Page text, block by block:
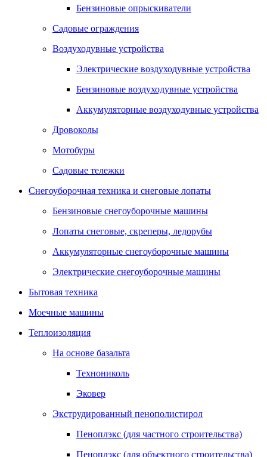
Бензиновые опрыскиватели
Садовые ограждения
Воздуходувные устройства
Электрические воздуходувные устройства
Бензиновые воздуходувные устройства
Аккумуляторные воздуходувные устройства
Дровоколы
Мотобуры
Садовые тележки
Снегоуборочная техника и снеговые лопаты
Бензиновые снегоуборочные машины
Лопаты снеговые, скреперы, ледорубы
Аккумуляторные снегоуборочные машины
Электрические снегоуборочные машины
Бытовая техника
Моечные машины
Теплоизоляция
На основе базальта
Технониколь
Эковер
Экструдированный пенополистирол
Пеноплэкс (для частного строительства)
Пеноплэкс (для объектного строительства)